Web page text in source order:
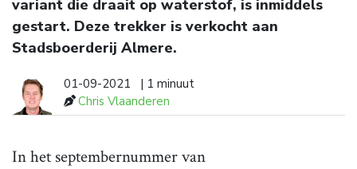
variant die draait op waterstof, is inmiddels
gestart. Deze trekker is verkocht aan
Stadsboerderij Almere.
01-09-2021
| 1 minuut
Chris Vlaanderen
In het septembernummer van